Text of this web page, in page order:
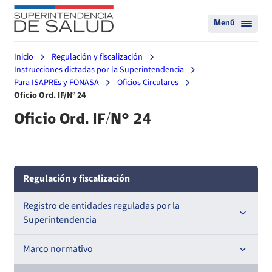
Menú
Inicio
Regulación y fiscalización
Instrucciones dictadas por la Superintendencia
Para ISAPREs y FONASA
Oficios Circulares
Oficio Ord. IF/N° 24
Oficio Ord. IF/N° 24
Regulación y fiscalización
Registro de entidades reguladas por la
Superintendencia
Registro de Prestadores Acreditados
Marco normativo